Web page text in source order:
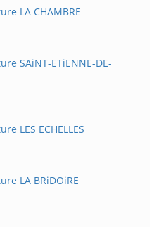
LA CHAMBRE
SAiNT-ETiENNE-DE-
LES ECHELLES
LA BRiDOiRE